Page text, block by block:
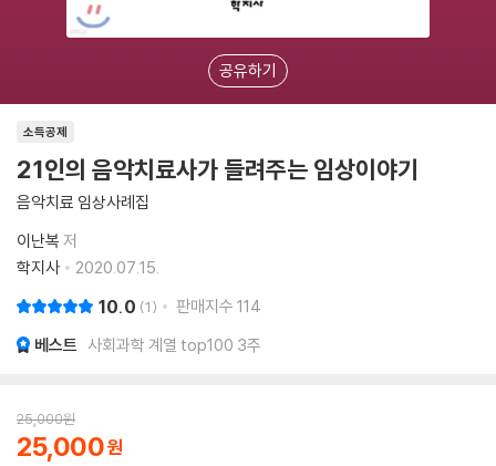
공유하기
소득공제
21인의 음악치료사가 들려주는 임상이야기
음악치료 임상사례집
이난복 저
학지사
2020.07.15.
10.0 1 판매지수 114
베스트 사회과학 계열 top100 3주
25,000원
25,000